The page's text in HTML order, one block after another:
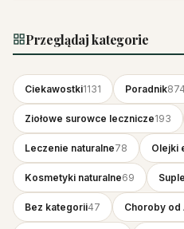
Przeglądaj kategorie
Ciekawostki1131 Poradnik874
Ziołowe surowce lecznicze193
Leczenie naturalne78 Olejki
Kosmetyki naturalne69
Bez kategorii47 Choroby od